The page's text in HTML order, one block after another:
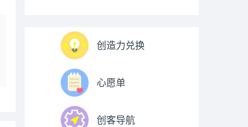
创造力兑换
心愿单
创客导航